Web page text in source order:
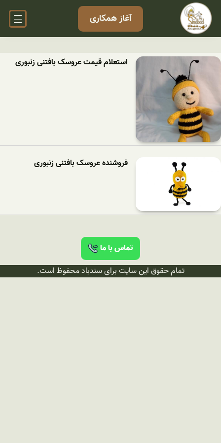
آغاز همکاری
استعلام قیمت عروسک بافتنی زنبوری
فروشنده عروسک بافتنی زنبوری
تماس با ما
تمام حقوق این سایت برای سندباد محفوظ است.